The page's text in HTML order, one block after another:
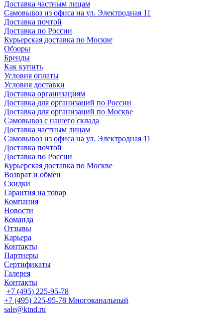
Доставка частным лицам
Самовывоз из офиса на ул. Электродная 11
Доставка почтой
Доставка по России
Курьерская доставка по Москве
Обзоры
Бренды
Как купить
Условия оплаты
Условия доставки
Доставка организациям
Доставка для организаций по России
Доставка для организаций по Москве
Самовывоз с нашего склада
Доставка частным лицам
Самовывоз из офиса на ул. Электродная 11
Доставка почтой
Доставка по России
Курьерская доставка по Москве
Возврат и обмен
Скидки
Гарантия на товар
Компания
Новости
Команда
Отзывы
Карьера
Контакты
Партнеры
Сертификаты
Галерея
Контакты
+7 (495) 225-95-78
+7 (495) 225-95-78 Многоканальный
sale@ktnd.ru